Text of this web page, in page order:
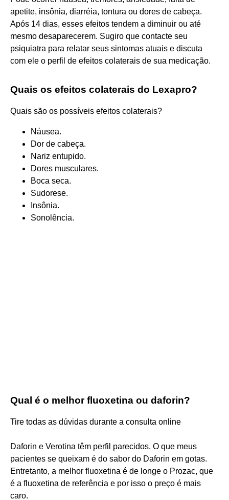
apetite, insônia, diarréia, tontura ou dores de cabeça.
Após 14 dias, esses efeitos tendem a diminuir ou até
mesmo desaparecerem. Sugiro que contacte seu
psiquiatra para relatar seus sintomas atuais e discuta
com ele o perfil de efeitos colaterais de sua medicação.
Quais os efeitos colaterais do Lexapro?
Quais são os possíveis efeitos colaterais?
Náusea.
Dor de cabeça.
Nariz entupido.
Dores musculares.
Boca seca.
Sudorese.
Insônia.
Sonolência.
Qual é o melhor fluoxetina ou daforin?
Tire todas as dúvidas durante a consulta online
Daforin e Verotina têm perfil parecidos. O que meus
pacientes se queixam é do sabor do Daforin em gotas.
Entretanto, a melhor fluoxetina é de longe o Prozac, que
é a fluoxetina de referência e por isso o preço é mais
caro.